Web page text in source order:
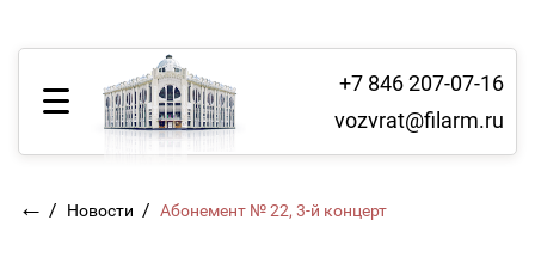
+7 846 207-07-16
vozvrat@filarm.ru
← / Новости / Абонемент № 22, 3-й концерт